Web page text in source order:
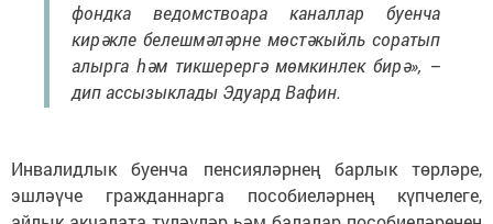
фондка ведомствоара каналлар буенча
кирәкле белешмәләрне мөстәкыйль соратып
алырга һәм тикшерергә мөмкинлек бирә», –
дип ассызыклады Эдуард Вафин.
Инвалидлык буенча пенсияләрнең барлык төрләре,
эшләүче гражданнарга пособиеләрнең күпчелеге,